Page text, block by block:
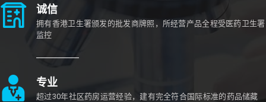
诚信
拥有香港卫生署颁发的批发商牌照，所经营产品全程受医药卫生署
监控
专业
超过30年社区药房运营经验，建有完全符合国际标准的药品储藏